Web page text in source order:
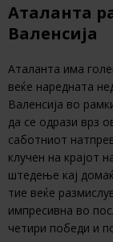
Аталанта
Валенсија
Аталанта има
веќе наредната
Валенсија во
да се одрази врз
саботниот
клучен на крајот
штедење кај
тие веќе
импресивна во
четири победи и